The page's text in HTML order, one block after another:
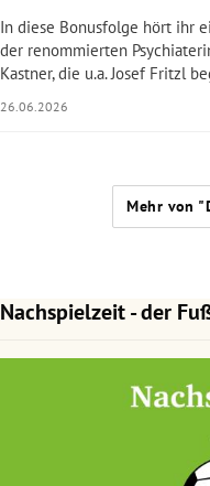
In diese Bonusfolge hört ihr
der renommierten
Kastner, die u.a. Josef Fritzl
26.06.2026
Mehr von
Nachspielzeit - der